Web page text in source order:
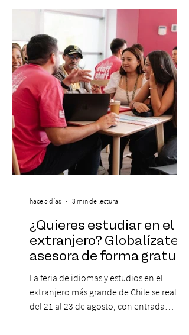
banda que llegará a la capital de La
Araucanía para ofrecer un show cargado
de energía, guitarras y canciones que han
marcado su breve pero exitosa trayectoria.
La jornad
¿Quieres estudiar en el
extranjero? Globalízate te
asesora de forma gratuita
La feria de idiomas y estudios en el
extranjero más grande de Chile se realizará
del 21 al 23 de agosto, con entrada
hace 5 días 3 min de lectura